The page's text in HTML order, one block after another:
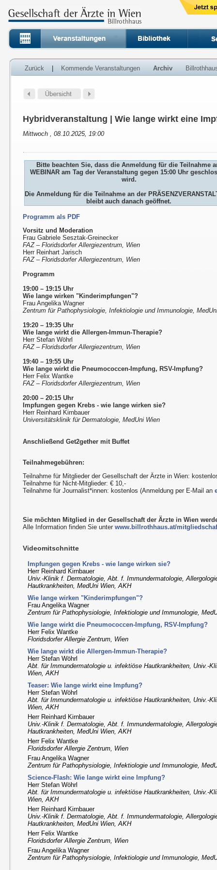
Zurück Kommende Veranstaltungen Archiv
Hybridveranstaltung | Wie lange wirkt eine
Mittwoch , 08.10.2025, 19:00
Bitte beachten Sie, dass die Anmeldung für die Teilnahme
WEBINAR am Tag der Veranstaltung gegen 15:00 Uhr
wird.
Die Anmeldung für die Teilnahme an der
bleibt auch danach geöffnet.
Programm als PDF
Vorsitz und Moderation
Frau Gabriele Sesztak-Greinecker
FAZ – Floridsdorfer Allergiezentrum, Wien
Herr Reinhart Jarisch
FAZ – Floridsdorfer Allergiezentrum, Wien
Programm
19:00 – 19:15 Uhr
Wie lange wirken "Kinderimpfungen"?
Frau Angelika Wagner
Zentrum für Pathophysiologie, Infektiologie und Immunologie,
19:20 – 19:35 Uhr
Wie lange wirkt die Allergen-Immun-Therapie?
Herr Stefan Wöhrl
FAZ – Floridsdorfer Allergiezentrum, Wien
19:40 – 19:55 Uhr
Wie lange wirkt die Pneumococcen-Impfung, RSV-Impfung?
Herr Felix Wantke
FAZ – Floridsdorfer Allergiezentrum, Wien
20:00 – 20:15 Uhr
Impfungen gegen Krebs - wie lange wirken sie?
Herr Reinhard Kirnbauer
Universitätsklinik für Dermatologie, MedUni Wien
Anschließend Get2gether mit Buffet
Teilnahmegebühren:
Teilnahme für Mitglieder der Gesellschaft der Ärzte in Wien:
Teilnahme für Nicht-Mitglieder: € 10,-
Teilnahme für Journalist*innen: kostenlos (Anmeldung per E-Mail an
Sie möchten Mitglied in der Gesellschaft der Ärzte in Wien
Alle Information finden Sie unterwww.billrothhaus.at/
Videomitschnitte
Impfungen gegen Krebs - wie lange wirken sie?
Herr Reinhard Kirnbauer
Univ.-Klinik f. Dermatologie, Abt. f. Immundermatologie,
Hautkrankheiten, MedUni Wien, AKH
Wie lange wirken "Kinderimpfungen"?
Frau Angelika Wagner
Zentrum für Pathophysiologie, Infektiologie und Immunologie,
Wie lange wirkt die Pneumococcen-Impfung, RSV-Impfung?
Herr Felix Wantke
Floridsdorfer Allergie Zentrum, Wien
Wie lange wirkt die Allergen-Immun-Therapie?
Herr Stefan Wöhrl
Abt. für Immundermatologie u. infektiöse Hautkrankheiten, Univ.-
Wien, AKH
Teaser: Wie lange wirkt eine Impfung?
Herr Stefan Wöhrl
Abt. für Immundermatologie u. infektiöse Hautkrankheiten, Univ.-
Wien, AKH
Herr Reinhard Kirnbauer
Univ.-Klinik f. Dermatologie, Abt. f. Immundermatologie,
Hautkrankheiten, MedUni Wien, AKH
Herr Felix Wantke
Floridsdorfer Allergie Zentrum, Wien
Frau Angelika Wagner
Zentrum für Pathophysiologie, Infektiologie und Immunologie,
Science-Flash: Wie lange wirkt eine Impfung?
Herr Stefan Wöhrl
Abt. für Immundermatologie u. infektiöse Hautkrankheiten, Univ.-
Wien, AKH
Herr Reinhard Kirnbauer
Univ.-Klinik f. Dermatologie, Abt. f. Immundermatologie,
Hautkrankheiten, MedUni Wien, AKH
Herr Felix Wantke
Floridsdorfer Allergie Zentrum, Wien
Frau Angelika Wagner
Zentrum für Pathophysiologie, Infektiologie und Immunologie,